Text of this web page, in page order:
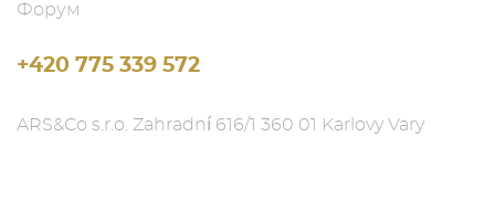
Форум
+420 775 339 572
ARS&Co s.r.o. Zahradní 616/1 360 01 Karlovy Vary